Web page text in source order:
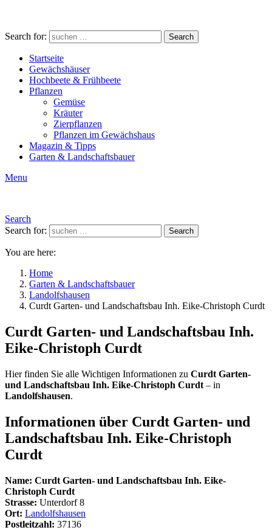
Search for: Search
Startseite
Gewächshäuser
Hochbeete & Frühbeete
Pflanzen
Gemüse
Kräuter
Zierpflanzen
Pflanzen im Gewächshaus
Magazin & Tipps
Garten & Landschaftsbauer
Menu
Search
Search for:
Search
You are here:
Home
Garten & Landschaftsbauer
Landolfshausen
Curdt Garten- und Landschaftsbau Inh. Eike-Christoph Curdt
Curdt Garten- und Landschaftsbau Inh.
Eike-Christoph Curdt
Hier finden Sie alle Wichtigen Informationen zu Curdt Garten-
und Landschaftsbau Inh. Eike-Christoph Curdt – in
Landolfshausen.
Informationen über Curdt Garten- und
Landschaftsbau Inh. Eike-Christoph
Curdt
Name: Curdt Garten- und Landschaftsbau Inh. Eike-
Christoph Curdt
Strasse: Unterdorf 8
Ort: Landolfshausen
Postleitzahl: 37136